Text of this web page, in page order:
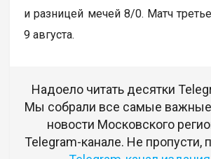
и разницей мечей 8/0. Матч
9 августа.
Надоело читать десятки
Мы собрали все самые
новости Московского
Telegram-канале. Не пропусти,